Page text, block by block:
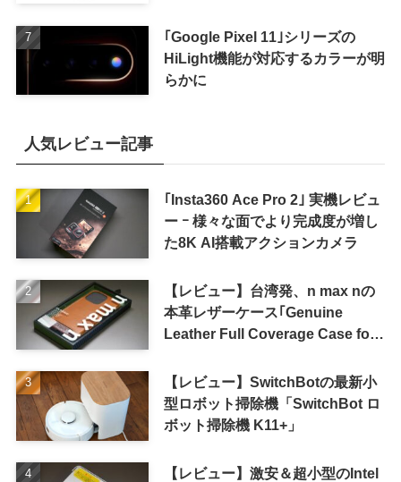
｢Google Pixel 11｣シリーズの
HiLight機能が対応するカラーが明
らかに
人気レビュー記事
｢Insta360 Ace Pro 2｣ 実機レビュ
ー ｰ 様々な面でより完成度が増し
た8K AI搭載アクションカメラ
【レビュー】台湾発、n max nの
本革レザーケース｢Genuine
Leather Full Coverage Case for
【レビュー】SwitchBotの最新小
型ロボット掃除機「SwitchBot ロ
ボット掃除機 K11+」
【レビュー】激安＆超小型のIntel